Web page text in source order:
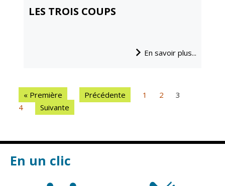
LES TROIS COUPS
En savoir plus...
« Première Précédente 1 2
3
4
Suivante
En un clic